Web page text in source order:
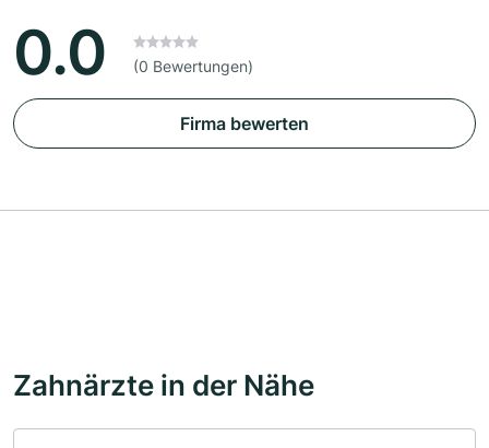
0.0 (0 Bewertungen)
Firma bewerten
Zahnärzte in der Nähe